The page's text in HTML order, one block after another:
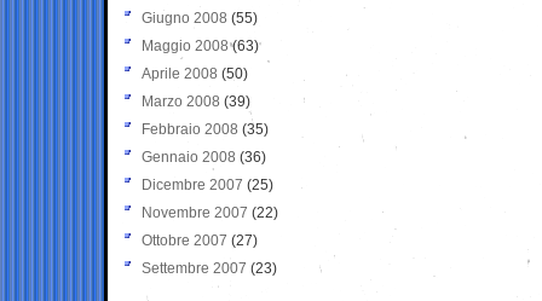
Giugno 2008 (55)
Maggio 2008(63)
Aprile 2008 (50)
Marzo 2008 (39)
Febbraio 2008 (35)
Gennaio 2008 (36)
Dicembre 2007 (25)
Novembre 2007 (22)
Ottobre 2007 (27)
Settembre 2007 (23)